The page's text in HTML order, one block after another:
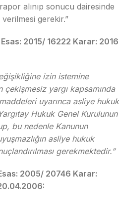
alınıp sonucu dairesinde
gerekir.”
2015/ 16222 Karar: 2016
izin istemine
çekişmesiz yargı kapsamında
uyarınca asliye hukuk
Hukuk Genel Kurulunun
bu nedenle Kanunun
asliye hukuk
gerekmektedir.”
2005/ 20746 Karar: